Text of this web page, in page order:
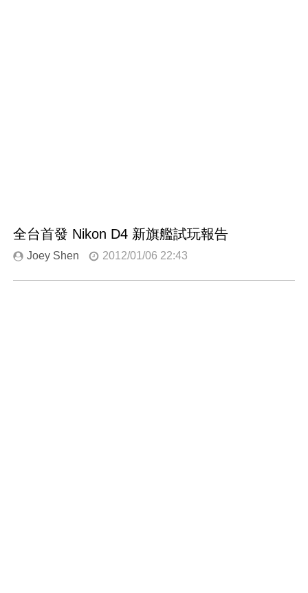
全台首發 Nikon D4 新旗艦試玩報告
Joey Shen 2012/01/06 22:43